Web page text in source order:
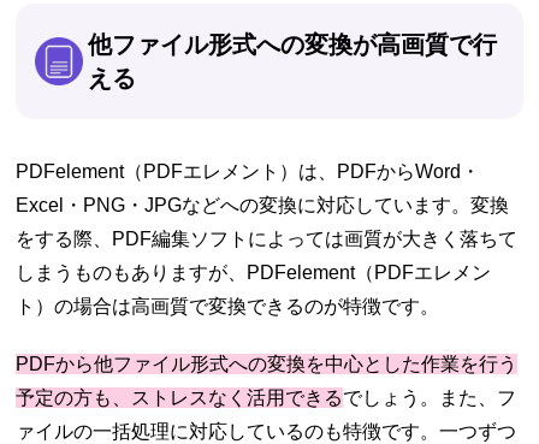
他ファイル形式への変換が高画質で行
える
PDFelement（PDFエレメント）は、PDFからWord・
Excel・PNG・JPGなどへの変換に対応しています。変換
をする際、PDF編集ソフトによっては画質が大きく落ちて
しまうものもありますが、PDFelement（PDFエレメン
ト）の場合は高画質で変換できるのが特徴です。
PDFから他ファイル形式への変換を中心とした作業を行う
予定の方も、ストレスなく活用できるでしょう。また、フ
ァイルの一括処理に対応しているのも特徴です。一つずつ